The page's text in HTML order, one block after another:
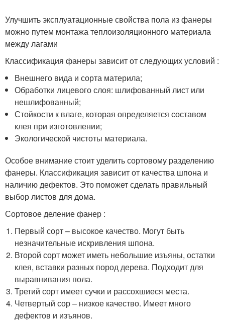
Улучшить эксплуатационные свойства пола из фанеры
можно путем монтажа теплоизоляционного материала
между лагами
Классификация фанеры зависит от следующих условий :
Внешнего вида и сорта материла;
Обработки лицевого слоя: шлифованный лист или
нешлифованный;
Стойкости к влаге, которая определяется составом
клея при изготовлении;
Экологической чистоты материала.
Особое внимание стоит уделить сортовому разделению
фанеры. Классификация зависит от качества шпона и
наличию дефектов. Это поможет сделать правильный
выбор листов для дома.
Сортовое деление фанер :
Первый сорт – высокое качество. Могут быть
незначительные искривления шпона.
Второй сорт может иметь небольшие изъяны, остатки
клея, вставки разных пород дерева. Подходит для
выравнивания пола.
Третий сорт имеет сучки и рассохшиеся места.
Четвертый сор – низкое качество. Имеет много
дефектов и изъянов.